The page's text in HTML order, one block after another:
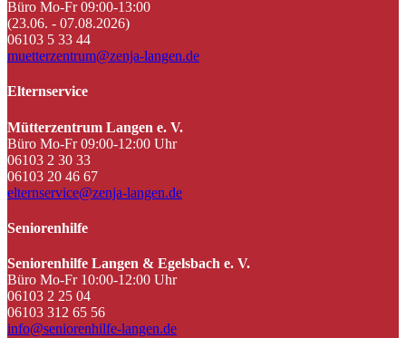
Büro Mo-Fr 09:00-13:00
(23.06. - 07.08.2026)
06103 5 33 44
muetterzentrum@zenja-langen.de
Elternservice
Mütterzentrum Langen e. V.
Büro Mo-Fr 09:00-12:00 Uhr
06103 2 30 33
06103 20 46 67
elternservice@zenja-langen.de
Seniorenhilfe
Seniorenhilfe Langen & Egelsbach e. V.
Büro Mo-Fr 10:00-12:00 Uhr
06103 2 25 04
06103 312 65 56
info@seniorenhilfe-langen.de